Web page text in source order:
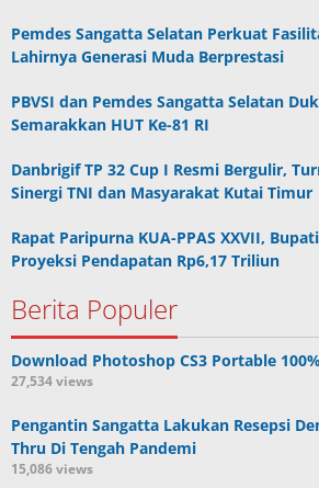
Pemdes Sangatta Selatan Perkuat
Lahirnya Generasi Muda Berprestasi
PBVSI dan Pemdes Sangatta Selatan
Semarakkan HUT Ke-81 RI
Danbrigif TP 32 Cup I Resmi Bergulir,
Sinergi TNI dan Masyarakat Kutai Timur
Rapat Paripurna KUA-PPAS XXVII,
Proyeksi Pendapatan Rp6,17 Triliun
Berita Populer
Download Photoshop CS3 Portable
27,534 views
Pengantin Sangatta Lakukan Resepsi
Thru Di Tengah Pandemi
15,086 views